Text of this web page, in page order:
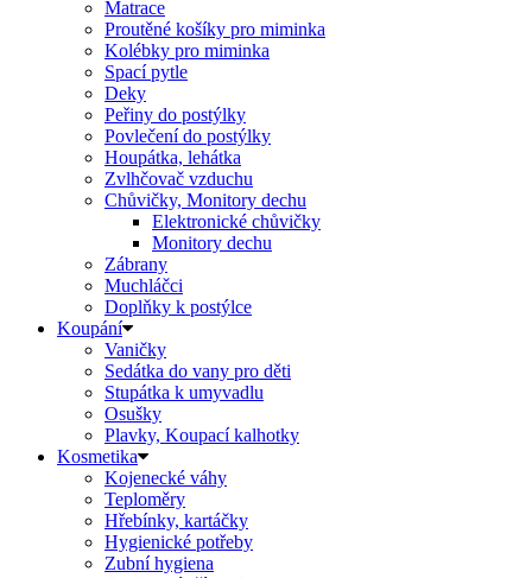
Matrace
Proutěné košíky pro miminka
Kolébky pro miminka
Spací pytle
Deky
Peřiny do postýlky
Povlečení do postýlky
Houpátka, lehátka
Zvlhčovač vzduchu
Chůvičky, Monitory dechu
Elektronické chůvičky
Monitory dechu
Zábrany
Muchláčci
Doplňky k postýlce
Koupání
Vaničky
Sedátka do vany pro děti
Stupátka k umyvadlu
Osušky
Plavky, Koupací kalhotky
Kosmetika
Kojenecké váhy
Teploměry
Hřebínky, kartáčky
Hygienické potřeby
Zubní hygiena